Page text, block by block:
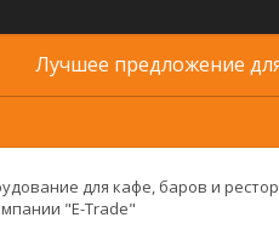
Лучшее предложение
для кафе, баров и
"E-Trade"